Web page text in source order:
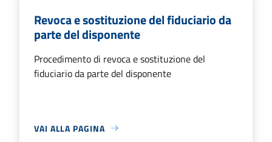
Revoca e sostituzione del fiduciario da
parte del disponente
Procedimento di revoca e sostituzione del
fiduciario da parte del disponente
VAI ALLA PAGINA